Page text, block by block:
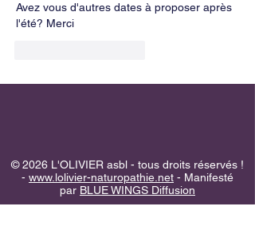
Avez vous d'autres dates à proposer après
l'été? Merci
© 2026 L'OLIVIER asbl - tous droits réservés !
- www.lolivier-naturopathie.net - Manifesté
par BLUE WINGS Diffusion